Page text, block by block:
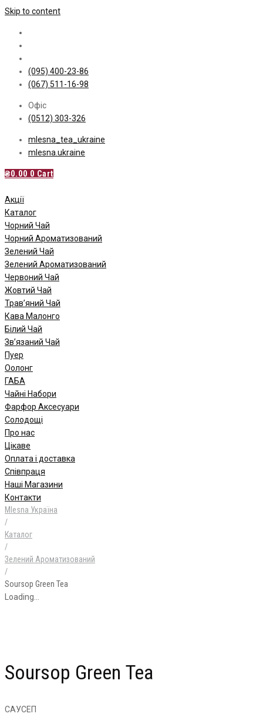
Skip to content
(095) 400-23-86
(067) 511-16-98
Офіс
(0512) 303-326
mlesna_tea_ukraine
mlesna.ukraine
₴0.00 0 Cart
Акції
Каталог
Чорний Чай
Чорний Ароматизований
Зелений Чай
Зелений Ароматизований
Червоний Чай
Жовтий Чай
Трав’яний Чай
Кава Малонго
Білий Чай
Зв’язаний Чай
Пуер
Oолонг
ГАБА
Чайні Набори
Фарфор Аксесуари
Солодощі
Про нас
Цікаве
Оплата і доставка
Співпраця
Наші Магазини
Контакти
Mlesna Україна
/
Каталог
/
Зелений Ароматизований
/
Soursop Green Tea
Loading...
Soursop Green Tea
САУСЕП